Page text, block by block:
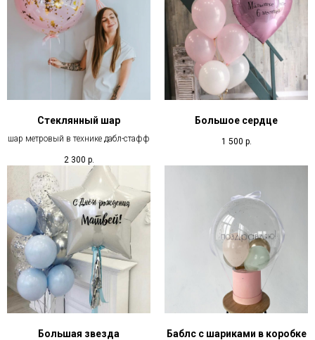
Стеклянный шар
шар метровый в технике дабл-стафф
2 300 р.
Большое сердце
1 500 р.
Большая звезда Баблс с шариками в коробке